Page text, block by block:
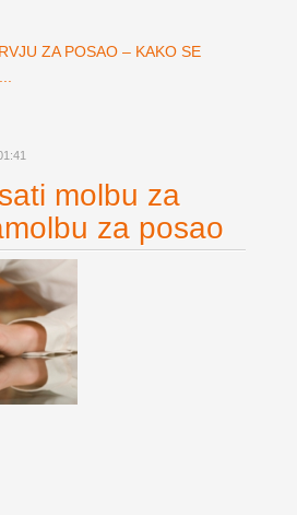
ZA POSAO – KAKO SE
molbu za
za posao